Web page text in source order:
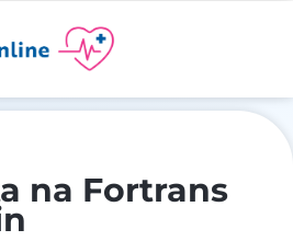
na Fortrans